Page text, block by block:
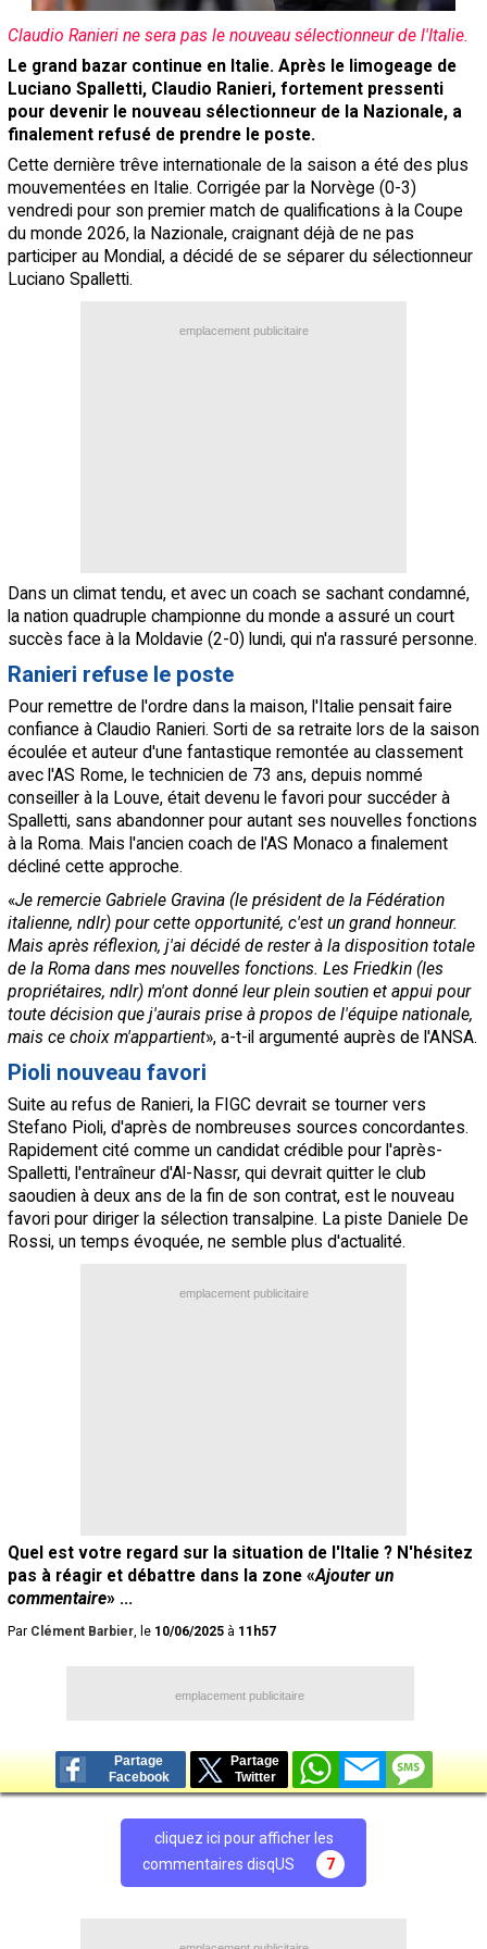
Claudio Ranieri ne sera pas le nouveau sélectionneur de l'Italie.
Le grand bazar continue en Italie. Après le limogeage de
Luciano Spalletti, Claudio Ranieri, fortement pressenti
pour devenir le nouveau sélectionneur de la Nazionale, a
finalement refusé de prendre le poste.
Cette dernière trêve internationale de la saison a été des plus
mouvementées en Italie. Corrigée par la Norvège (0-3)
vendredi pour son premier match de qualifications à la Coupe
du monde 2026, la Nazionale, craignant déjà de ne pas
participer au Mondial, a décidé de se séparer du sélectionneur
Luciano Spalletti.
emplacement publicitaire
Dans un climat tendu, et avec un coach se sachant condamné,
la nation quadruple championne du monde a assuré un court
succès face à la Moldavie (2-0) lundi, qui n'a rassuré personne.
Ranieri refuse le poste
Pour remettre de l'ordre dans la maison, l'Italie pensait faire
confiance à Claudio Ranieri. Sorti de sa retraite lors de la saison
écoulée et auteur d'une fantastique remontée au classement
avec l'AS Rome, le technicien de 73 ans, depuis nommé
conseiller à la Louve, était devenu le favori pour succéder à
Spalletti, sans abandonner pour autant ses nouvelles fonctions
à la Roma. Mais l'ancien coach de l'AS Monaco a finalement
décliné cette approche.
«Je remercie Gabriele Gravina (le président de la Fédération
italienne, ndlr) pour cette opportunité, c'est un grand honneur.
Mais après réflexion, j'ai décidé de rester à la disposition totale
de la Roma dans mes nouvelles fonctions. Les Friedkin (les
propriétaires, ndlr) m'ont donné leur plein soutien et appui pour
toute décision que j'aurais prise à propos de l'équipe nationale,
mais ce choix m'appartient», a-t-il argumenté auprès de l'ANSA.
Pioli nouveau favori
Suite au refus de Ranieri, la FIGC devrait se tourner vers
Stefano Pioli, d'après de nombreuses sources concordantes.
Rapidement cité comme un candidat crédible pour l'après-
Spalletti, l'entraîneur d'Al-Nassr, qui devrait quitter le club
saoudien à deux ans de la fin de son contrat, est le nouveau
favori pour diriger la sélection transalpine. La piste Daniele De
Rossi, un temps évoquée, ne semble plus d'actualité.
emplacement publicitaire
Quel est votre regard sur la situation de l'Italie ? N'hésitez
pas à réagir et débattre dans la zone «Ajouter un
commentaire» ...
Par Clément Barbier, le 10/06/2025 à 11h57
emplacement publicitaire
Partage
Facebook
Partage
Twitter
cliquez ici pour afficher les
commentaires disqUS
7
Contact / Signaler un bug
Recrutement Maxifoot
Mentions légales
site web Maxifoot.fr